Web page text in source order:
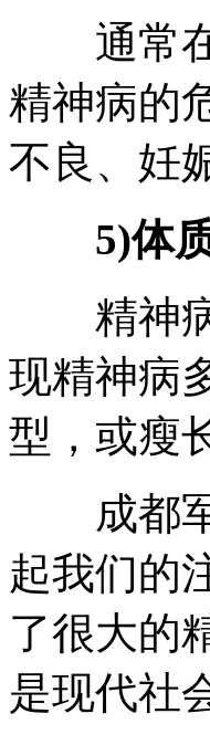
通常在
精神病的
不良、妊
5)体质
精神病
现精神病
型，或瘦
成都军
起我们的
了很大的
是现代社